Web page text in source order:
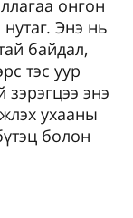
онгон
Энэ нь
байдал,
тэс уур
энэ
ухааны
болон